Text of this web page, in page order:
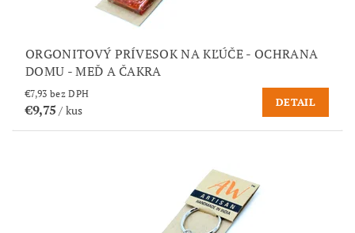
ORGONITOVÝ PRÍVESOK NA KĽÚČE - OCHRANA
DOMU - MEĎ A ČAKRA
€7,93 bez DPH
€9,75/ kus
DETAIL